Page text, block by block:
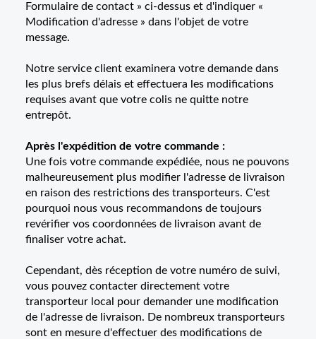
Formulaire de contact » ci-dessus et d'indiquer «
Modification d'adresse » dans l'objet de votre
message.
Notre service client examinera votre demande dans
les plus brefs délais et effectuera les modifications
requises avant que votre colis ne quitte notre
entrepôt.
Après l'expédition de votre commande :
Une fois votre commande expédiée, nous ne pouvons
malheureusement plus modifier l'adresse de livraison
en raison des restrictions des transporteurs. C'est
pourquoi nous vous recommandons de toujours
revérifier vos coordonnées de livraison avant de
finaliser votre achat.
Cependant, dès réception de votre numéro de suivi,
vous pouvez contacter directement votre
transporteur local pour demander une modification
de l'adresse de livraison. De nombreux transporteurs
sont en mesure d'effectuer des modifications de